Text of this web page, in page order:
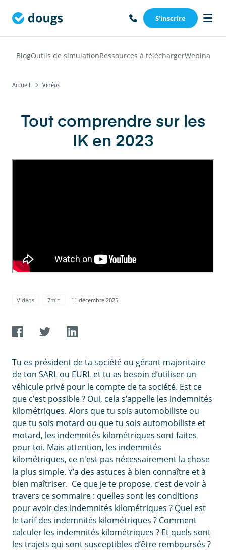
S'inscrire
BlogOutils de simulationRessources à téléchargerWebinars
Accueil Vidéos
Tout comprendre sur les
IK en 2023
Vidéos 7min 11 décembre 2025
Tu es président de ta société ou gérant majoritaire
de ton SARL ou EURL et tu as besoin d’utiliser un
véhicule privé pour le compte de ta société. Est ce
que c’est possible ? Oui, cela s’appelle les indemnités
kilométriques. Alors que tu sois automobiliste ou
que tu sois motard ou que tu sois automobiliste et
motard, les indemnités kilométriques sont faites
pour toi. Mais attention, les indemnités
kilométriques, ce n'est pas nécessairement la chose
la plus simple. Y’a des astuces à bien connaître et à
bien maîtriser. Ce que je te propose, c’est de voir à
travers ce sommaire : quelles sont les conditions
pour avoir des indemnités kilométriques ? Quel est
le tarif des indemnités kilométriques ? Comment
calculer les indemnités kilométriques ? Et quels sont
les trajets qui sont susceptibles d’être remboursés ?